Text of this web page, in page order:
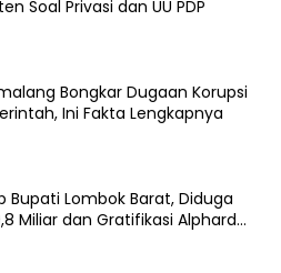
Soal Privasi dan UU PDP
Bongkar Dugaan Korupsi
Ini Fakta Lengkapnya
Bupati Lombok Barat, Diduga
Miliar dan Gratifikasi Alphard
17 Pro